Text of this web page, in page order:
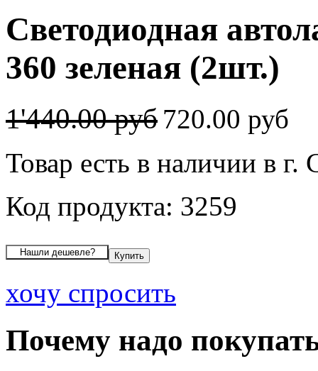
Светодиодная
360 зеленая (2шт.)
1'440.00 руб 720.00 руб
Товар есть в наличии в г.
Код продукта: 3259
хочу спросить
Почему надо